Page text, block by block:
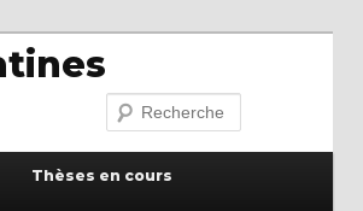
Recherche
Thèses en cours